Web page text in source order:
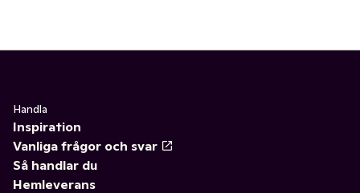
Handla
Inspiration
Vanliga frågor och svar
Så handlar du
Hemleverans